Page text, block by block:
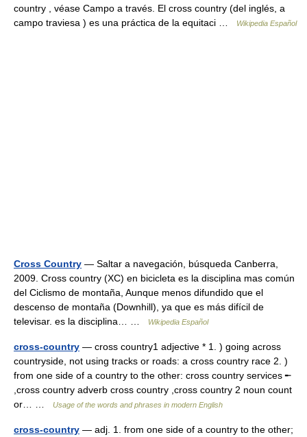
country , véase Campo a través. El cross country (del inglés, a
campo traviesa ) es una práctica de la equitaci …
Wikipedia Español
Cross Country — Saltar a navegación, búsqueda Canberra,
2009. Cross country (XC) en bicicleta es la disciplina mas común
del Ciclismo de montaña, Aunque menos difundido que el
descenso de montaña (Downhill), ya que es más difícil de
televisar. es la disciplina… …
Wikipedia Español
cross-country — cross country1 adjective * 1. ) going across
countryside, not using tracks or roads: a cross country race 2. )
from one side of a country to the other: cross country services ╾
,cross country adverb cross country ,cross country 2 noun count
or… …
Usage of the words and phrases in modern English
cross-country — adj. 1. from one side of a country to the other;